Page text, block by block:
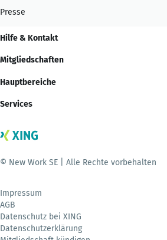
Presse
Hilfe & Kontakt
Mitgliedschaften
Hauptbereiche
Services
© New Work SE | Alle Rechte vorbehalten
Impressum
AGB
Datenschutz bei XING
Datenschutzerklärung